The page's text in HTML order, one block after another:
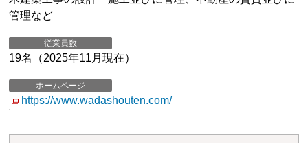
管理など
従業員数
19名（2025年11月現在）
ホームページ
https://www.wadashouten.com/